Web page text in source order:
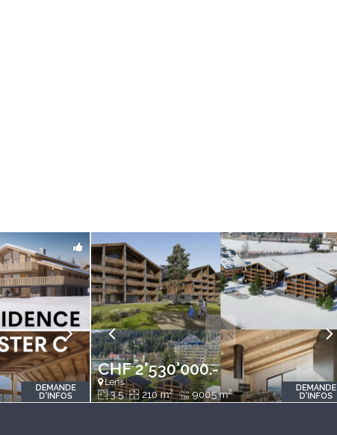
DEMANDE
D'INFOS
CHF 2'530'000.-
Lens
3.5 210 m2 9005 m2
DEMANDE
D'INFOS